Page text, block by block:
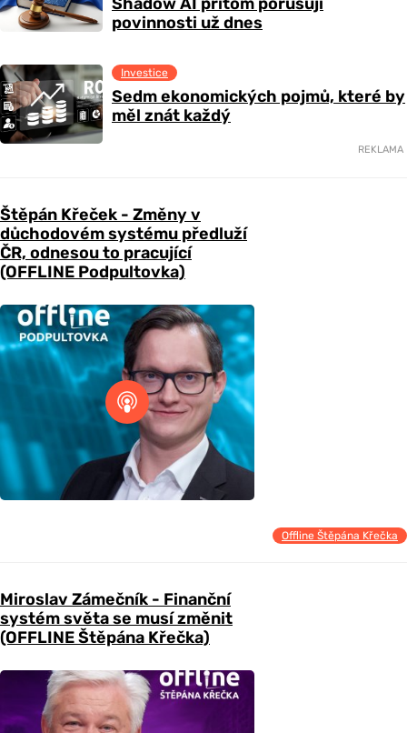
povinnosti už dnes
Sedm ekonomických pojmů, které by
měl znát každý
Investice
REKLAMA
Štěpán Křeček - Změny v
důchodovém systému předluží
ČR, odnesou to pracující
(OFFLINE Podpultovka)
Offline Štěpána Křečka
Miroslav Zámečník - Finanční
systém světa se musí změnit
(OFFLINE Štěpána Křečka)